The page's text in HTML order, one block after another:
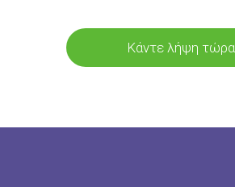
Κάντε λήψη τώρα